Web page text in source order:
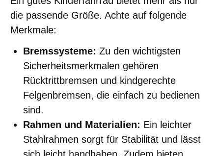
die passende Größe. Achte auf folgende
Merkmale:
Bremssysteme: Zu den wichtigsten
Sicherheitsmerkmalen gehören
Rücktrittbremsen und kindgerechte
Felgenbremsen, die einfach zu bedienen
sind.
Rahmen und Materialien: Ein leichter
Stahlrahmen sorgt für Stabilität und lässt
sich leicht handhaben. Zudem bieten